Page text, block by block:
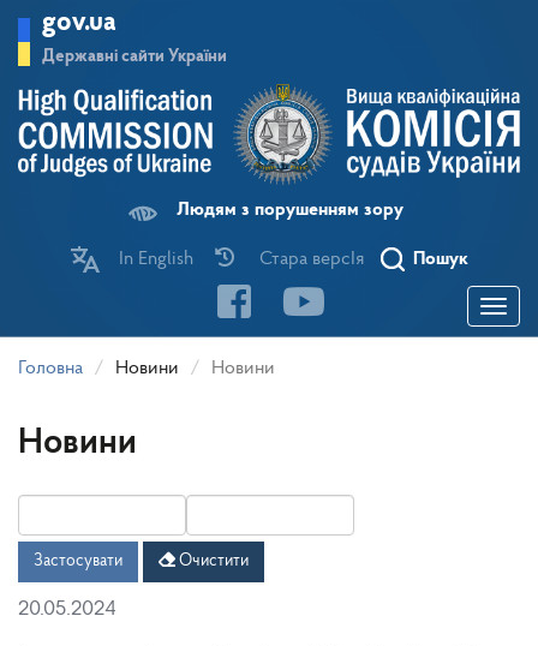
основного
матеріалу
gov.ua
Державні сайти України
Людям з порушенням зору
In English Стара версІя Пошук
Toggle
Головна Новини Новини
Новини
Дата Дата
Застосувати Очистити
20.05.2024